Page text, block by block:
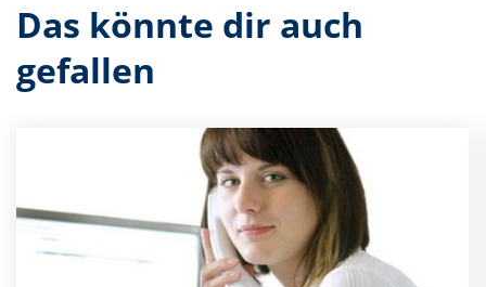
Das könnte dir auch
gefallen